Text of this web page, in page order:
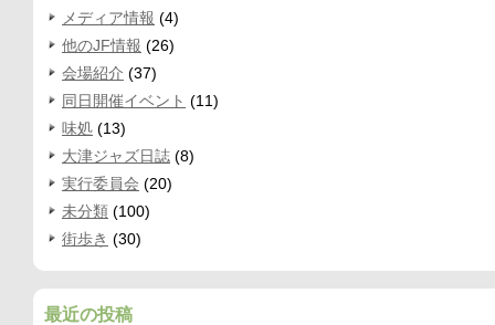
メディア情報 (4)
他のJF情報 (26)
会場紹介 (37)
同日開催イベント (11)
味処 (13)
大津ジャズ日誌 (8)
実行委員会 (20)
未分類 (100)
街歩き (30)
最近の投稿